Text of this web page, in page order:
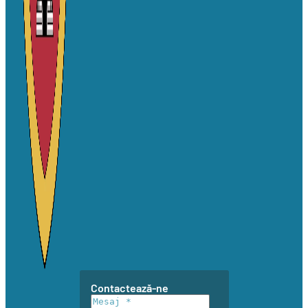
Contactează-ne